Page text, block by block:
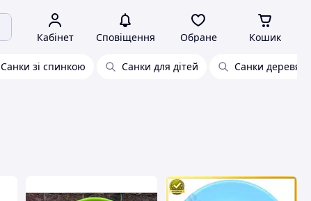
Кабінет Сповіщення Обране Кошик
Санки зі спинкою Санки для дітей Санки деревяні